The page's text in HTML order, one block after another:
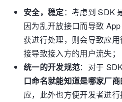
安全，稳定：考虑到 SDK
因为乱开放接口而导致
获进行处理，则会导致应
接导致接入方的用户流失；
统一的开发规范：对于
口命名就能知道是哪家厂
应，此外也方便开发者进